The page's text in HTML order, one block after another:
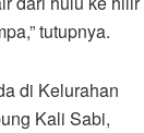
tutupnya.
di Kelurahan
Kali Sabi,